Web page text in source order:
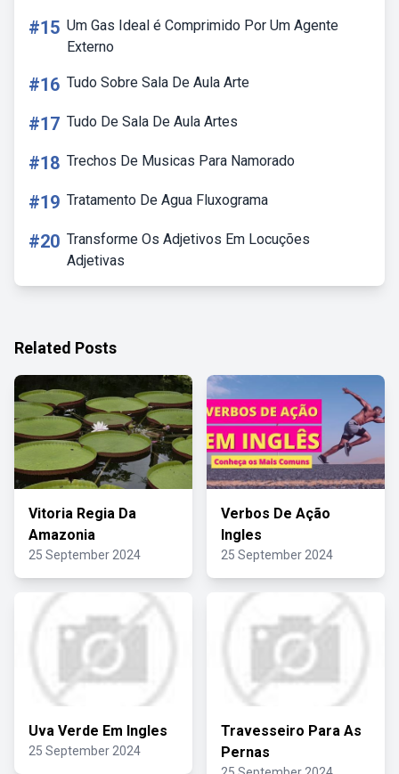
#15 Um Gas Ideal é Comprimido Por Um Agente
Externo
#16 Tudo Sobre Sala De Aula Arte
#17 Tudo De Sala De Aula Artes
#18 Trechos De Musicas Para Namorado
#19 Tratamento De Agua Fluxograma
#20 Transforme Os Adjetivos Em Locuções
Adjetivas
Related Posts
Vitoria Regia Da
Amazonia
25 September 2024
Verbos De Ação
Ingles
25 September 2024
Uva Verde Em Ingles
25 September 2024
Travesseiro Para As
Pernas